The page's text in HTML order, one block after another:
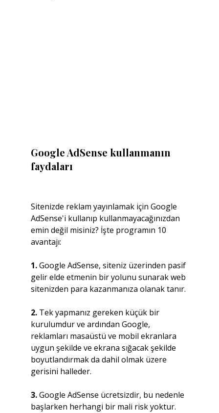
Google AdSense kullanmanın
faydaları
Sitenizde reklam yayınlamak için Google
AdSense'i kullanıp kullanmayacağınızdan
emin değil misiniz? İşte programın 10
avantajı:
1. Google AdSense, siteniz üzerinden pasif
gelir elde etmenin bir yolunu sunarak web
sitenizden para kazanmanıza olanak tanır.
2. Tek yapmanız gereken küçük bir
kurulumdur ve ardından Google,
reklamları masaüstü ve mobil ekranlara
uygun şekilde ve ekrana sığacak şekilde
boyutlandırmak da dahil olmak üzere
gerisini halleder.
3. Google AdSense ücretsizdir, bu nedenle
başlarken herhangi bir mali risk yoktur.